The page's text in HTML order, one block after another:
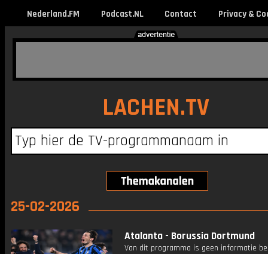
Nederland.FM Podcast.NL Contact Privacy &
LACHEN.TV
25-02-2026
Atalanta - Borussia Dortmund
Van dit programma is geen informatie